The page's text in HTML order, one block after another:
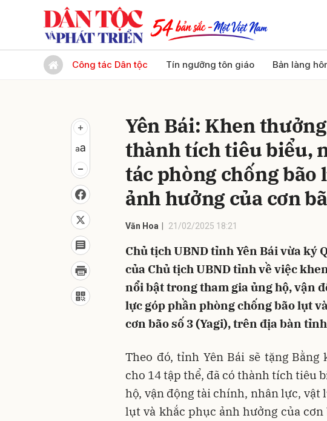
Công tác Dân tộc Tín ngưỡng tôn giáo Bản làng
Yên Bái: Khen
thành tích tiêu biểu,
tác phòng chống bão
ảnh hưởng của cơn
Văn Hoa 21/02/2025 18:21
Chủ tịch UBND tỉnh Yên Bái vừa ký
của Chủ tịch UBND tỉnh về việc
nổi bật trong tham gia ủng hộ, vận
lực góp phần phòng chống bão lụt
cơn bão số 3 (Yagi), trên địa bàn
Theo đó, tỉnh Yên Bái sẽ tặng
cho 14 tập thể, đã có thành tích tiêu
hộ, vận động tài chính, nhân lực, vật
lụt và khắc phục ảnh hưởng của
Gửi bình luận